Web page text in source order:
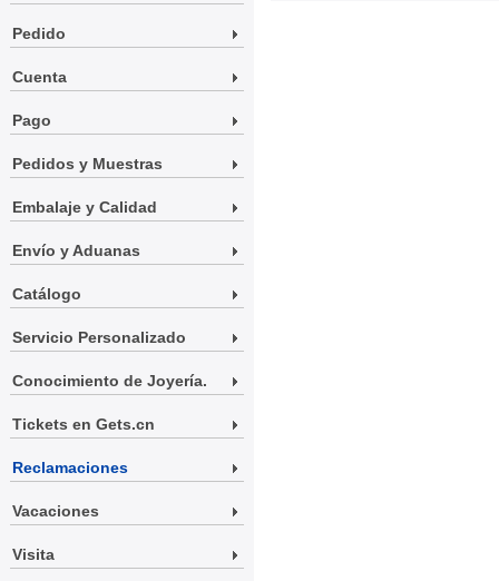
Pedido
Cuenta
Pago
Pedidos y Muestras
Embalaje y Calidad
Envío y Aduanas
Catálogo
Servicio Personalizado
Conocimiento de Joyería.
Tickets en Gets.cn
Reclamaciones
Vacaciones
Visita